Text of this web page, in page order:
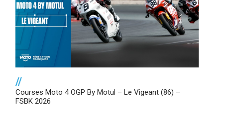
//
Courses Moto 4 OGP By Motul – Le Vigeant (86) –
FSBK 2026